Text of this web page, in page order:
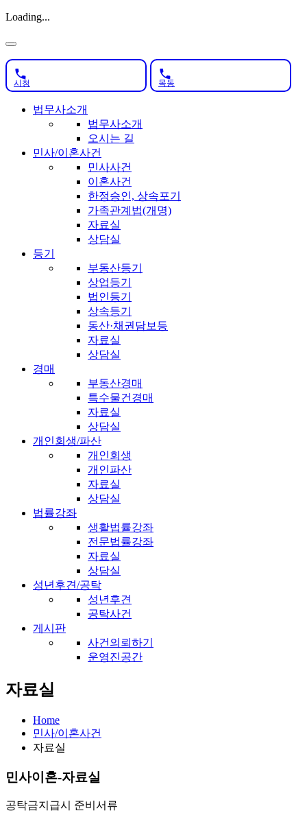
Loading...
시청 목동
법무사소개
법무사소개
오시는 길
민사/이혼사건
민사사건
이혼사건
한정승인, 상속포기
가족관계법(개명)
자료실
상담실
등기
부동산등기
상업등기
법인등기
상속등기
동산·채권담보등
자료실
상담실
경매
부동산경매
특수물건경매
자료실
상담실
개인회생/파산
개인회생
개인파산
자료실
상담실
법률강좌
생활법률강좌
전문법률강좌
자료실
상담실
성년후견/공탁
성년후견
공탁사건
게시판
사건의뢰하기
운영진공간
자료실
Home
민사/이혼사건
자료실
민사이혼-자료실
공탁금지급시 준비서류